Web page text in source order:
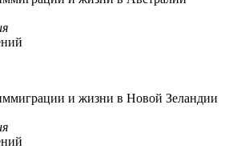
и жизни в Новой Зеландии